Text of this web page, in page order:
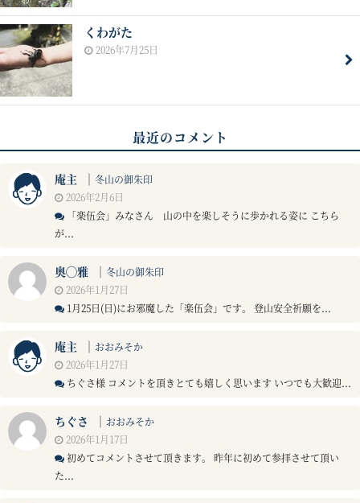
くわがた
2026年7月25日
最近のコメント
庵主 ｜ 冬山の御朱印
2026年2月6日
「楽伍会」みなさん 山の中を楽しそうに歩かれる姿に こちら
が...
奥◯雅 ｜ 冬山の御朱印
2026年1月27日
1月25日(日)にお邪魔した「楽伍会」です。 登山安全祈願を...
庵主 ｜ おおみそか
2026年1月27日
ちぐさ様 コメントを頂きとても嬉しく思います いつでも大歓迎...
ちぐさ ｜ おおみそか
2026年1月17日
初めてコメントさせて頂きます。 昨年に初めて参拝させて頂い
た...